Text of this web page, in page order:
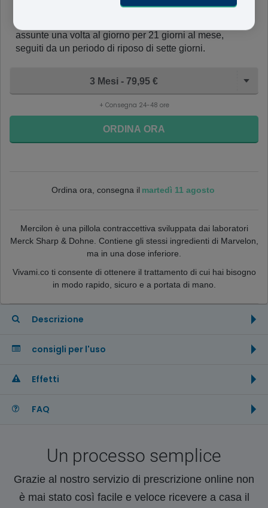
Ogni pillola contiene 150 microgrammi di desogestrel e
assunte una volta al giorno per 21 giorni al mese,
seguiti da un periodo di riposo di sette giorni.
3 Mesi - 79,95 €
+ Consegna 24-48 ore
ORDINA ORA
Ordina ora, consegna il martedì 11 agosto
Mercilon è una pillola contraccettiva sviluppata dai laboratori
Merck Sharp & Dohne. Contiene gli stessi ingredienti di Marvelon,
ma in una dose inferiore.
Vivami.co ti consente di ottenere il trattamento di cui hai bisogno
in modo rapido, sicuro e a portata di mano.
Descrizione
consigli per l'uso
Effetti
FAQ
Un processo semplice
Grazie al nostro servizio di prescrizione online non
è mai stato così facile e veloce ricevere a casa il